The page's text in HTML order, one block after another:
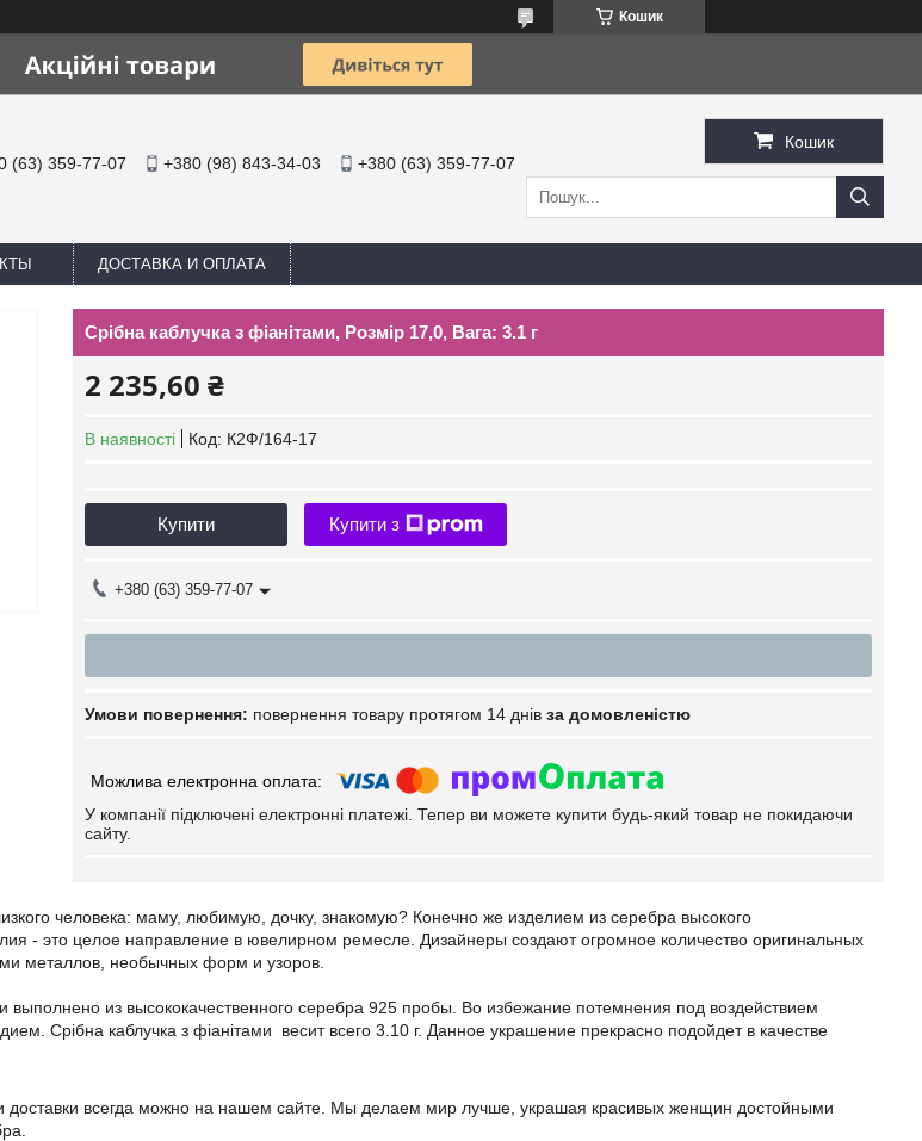
Кошик
(63) 359-77-07 +380 (98) 843-34-03 +380 (63) 359-77-07
Кошик
ДОСТАВКА И ОПЛАТА
Срібна каблучка з фіанітами, Розмір 17,0, Вага: 3.1 г
2 235,60 ₴
В наявності Код: К2Ф/164-17
Купити Купити з
+380 (63) 359-77-07
повернення товару протягом 14 днів за домовленістю
У компанії підключені електронні платежі. Тепер ви можете купити будь-який товар не покидаючи
сайту.
человека: маму, любимую, дочку, знакомую? Конечно же изделием из серебра высокого
- это целое направление в ювелирном ремесле. Дизайнеры создают огромное количество оригинальных
металлов, необычных форм и узоров.
выполнено из высококачественного серебра 925 пробы. Во избежание потемнения под воздействием
Срібна каблучка з фіанітами весит всего 3.10 г. Данное украшение прекрасно подойдет в качестве
доставки всегда можно на нашем сайте. Мы делаем мир лучше, украшая красивых женщин достойными